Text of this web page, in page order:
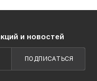
и новостей
ПОДПИСАТЬСЯ